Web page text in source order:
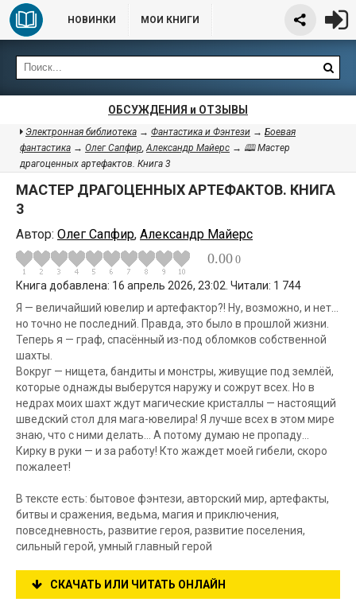
НОВИНКИ МОИ КНИГИ
ОБСУЖДЕНИЯ и ОТЗЫВЫ
Электронная библиотека → Фантастика и Фэнтези → Боевая
фантастика → Олег Сапфир,Александр Майерс → 🕮 Мастер
драгоценных артефактов. Книга 3
МАСТЕР ДРАГОЦЕННЫХ АРТЕФАКТОВ. КНИГА
3
Автор: Олег Сапфир, Александр Майерс
0.00 0
Книга добавлена: 16 апрель 2026, 23:02. Читали: 1 744
Я — величайший ювелир и артефактор?! Ну, возможно, и нет…
но точно не последний. Правда, это было в прошлой жизни.
Теперь я — граф, спасённый из-под обломков собственной
шахты.
Вокруг — нищета, бандиты и монстры, живущие под землёй,
которые однажды выберутся наружу и сожрут всех. Но в
недрах моих шахт ждут магические кристаллы — настоящий
шведский стол для мага-ювелира! Я лучше всех в этом мире
знаю, что с ними делать… А потому думаю не пропаду...
Кирку в руки — и за работу! Кто жаждет моей гибели, скоро
пожалеет!
В тексте есть: бытовое фэнтези, авторский мир, артефакты,
битвы и сражения, ведьма, магия и приключения,
повседневность, развитие героя, развитие поселения,
сильный герой, умный главный герой
СКАЧАТЬ ИЛИ ЧИТАТЬ ОНЛАЙН